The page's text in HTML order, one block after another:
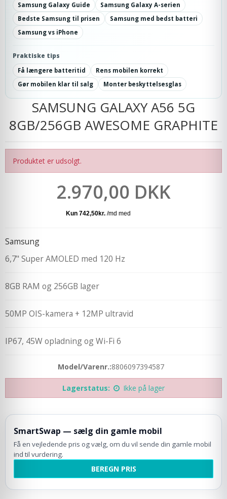
Samsung Galaxy Guide
Samsung Galaxy A-serien
Bedste Samsung til prisen
Samsung med bedst batteri
Samsung vs iPhone
Praktiske tips
Få længere batteritid
Rens mobilen korrekt
Gør mobilen klar til salg
Monter beskyttelsesglas
SAMSUNG GALAXY A56 5G
8GB/256GB AWESOME GRAPHITE
Produktet er udsolgt.
2.970,00 DKK
Samsung
6,7" Super AMOLED med 120 Hz
8GB RAM og 256GB lager
50MP OIS-kamera + 12MP ultravid
IP67, 45W opladning og Wi-Fi 6
Model/Varenr.:8806097394587
Lagerstatus: Ikke på lager
SmartSwap — sælg din gamle mobil
Få en vejledende pris og vælg, om du vil sende din gamle mobil
ind til vurdering.
BEREGN PRIS